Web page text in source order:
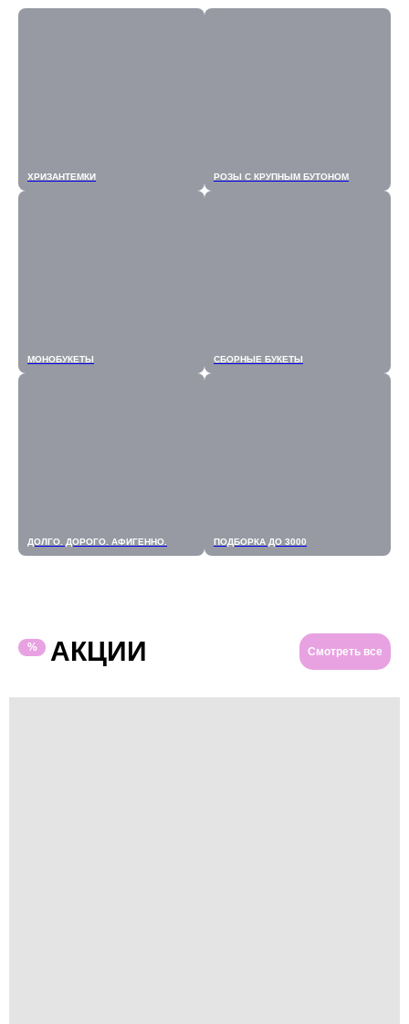
ХРИЗАНТЕМКИ РОЗЫ С КРУПНЫМ БУТОНОМ
МОНОБУКЕТЫ СБОРНЫЕ БУКЕТЫ
ДОЛГО. ДОРОГО. АФИГЕННО. ПОДБОРКА ДО 3000
АКЦИИ Смотреть все
%